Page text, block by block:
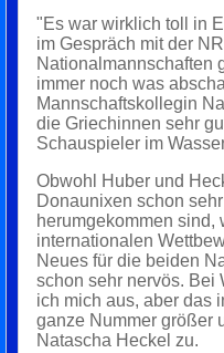
"Es war wirklich toll in
im Gespräch mit der
Nationalmannschaften
immer noch was
Mannschaftskollegin
die Griechinnen sehr
Schauspieler im
Obwohl Huber und
Donaunixen schon
herumgekommen sind,
internationalen
Neues für die beiden
schon sehr nervös. Bei
ich mich aus, aber das
ganze Nummer größer
Natascha Heckel zu.